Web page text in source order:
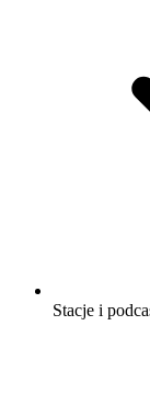
Stacje i